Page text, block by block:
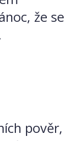
že se
pověr,